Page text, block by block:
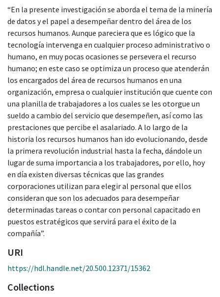
“En la presente investigación se aborda el tema de la minería
de datos y el papel a desempeñar dentro del área de los
recursos humanos. Aunque pareciera que es lógico que la
tecnología intervenga en cualquier proceso administrativo o
humano, en muy pocas ocasiones se persevera el recurso
humano; en este caso se optimiza un proceso que atenderán
los encargados del área de recursos humanos en una
organización, empresa o cualquier institución que cuente con
una planilla de trabajadores a los cuales se les otorgue un
sueldo a cambio del servicio que desempeñen, así como las
prestaciones que percibe el asalariado. A lo largo de la
historia los recursos humanos han ido evolucionando, desde
la primera revolución industrial hasta la fecha, dándole un
lugar de suma importancia a los trabajadores, por ello, hoy
en día existen diversas técnicas que las grandes
corporaciones utilizan para elegir al personal que ellos
consideran que son los adecuados para desempeñar
determinadas tareas o contar con personal capacitado en
puestos estratégicos que servirá para el éxito de la
compañía”.
URI
https://hdl.handle.net/20.500.12371/15362
Collections